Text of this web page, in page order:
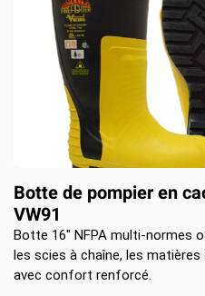
Botte de pompier en
VW91
Botte 16″ NFPA multi-
les scies à chaîne, les
avec confort renforcé.